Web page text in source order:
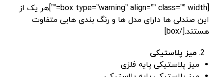
[box type=”warning” align=”” class=”” width=””]هر یک از
این صندلی ها دارای مدل ها و رنگ بندی هایی متفاوت
هستند.[/box]
میز پلاستیکی
میز پلاستیکی پایه فلزی